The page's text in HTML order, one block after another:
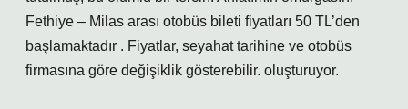
Fethiye – Milas arası otobüs bileti fiyatları 50 TL’den
başlamaktadır . Fiyatlar, seyahat tarihine ve otobüs
firmasına göre değişiklik gösterebilir. oluşturuyor.